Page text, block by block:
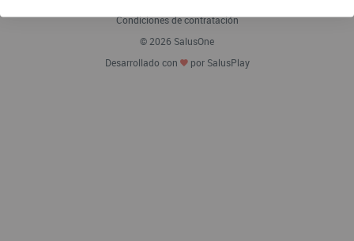
Condiciones de contratación
© 2026 SalusOne
Desarrollado con
por SalusPlay